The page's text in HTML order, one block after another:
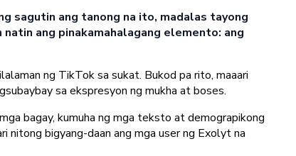
sagutin ang tanong na ito, madalas tayong
ang pinakamahalagang elemento: ang
ng TikTok sa sukat. Bukod pa rito, maaari
sa ekspresyon ng mukha at boses.
bagay, kumuha ng mga teksto at demograpikong
nitong bigyang-daan ang mga user ng Exolyt na